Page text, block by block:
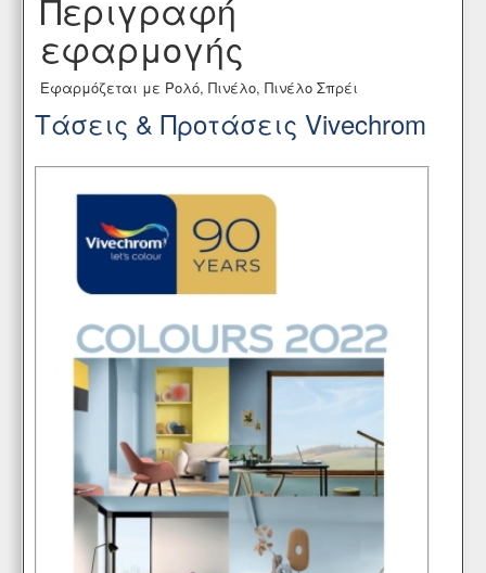
εφαρμογής
Εφαρμόζεται με Ρολό, Πινέλο, Πινέλο Σπρέι
Τάσεις & Προτάσεις Vivechrom